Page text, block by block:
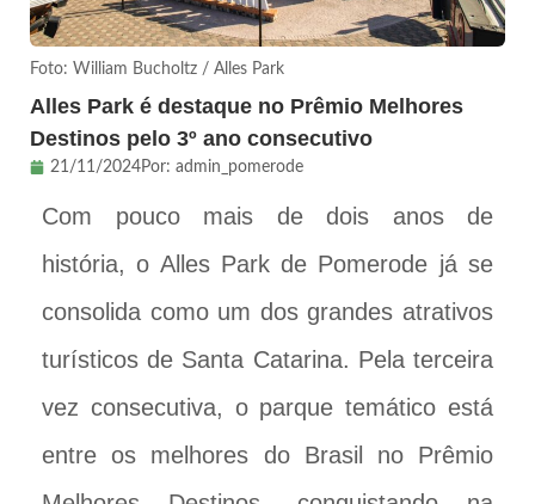
Foto: William Bucholtz / Alles Park
Alles Park é destaque no Prêmio Melhores
Destinos pelo 3º ano consecutivo
21/11/2024Por: admin_pomerode
Com pouco mais de dois anos de
história, o Alles Park de Pomerode já se
consolida como um dos grandes atrativos
turísticos de Santa Catarina. Pela terceira
vez consecutiva, o parque temático está
entre os melhores do Brasil no Prêmio